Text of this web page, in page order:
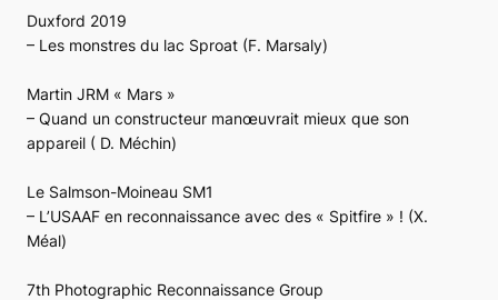
Duxford 2019
– Les monstres du lac Sproat (F. Marsaly)
Martin JRM « Mars »
– Quand un constructeur manœuvrait mieux que son
appareil ( D. Méchin)
Le Salmson-Moineau SM1
– L’USAAF en reconnaissance avec des « Spitfire » ! (X.
Méal)
7th Photographic Reconnaissance Group